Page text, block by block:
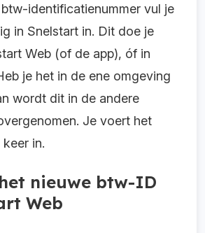
identificatienummer vul je
in Snelstart in. Dit doe je
Web (of de app), óf in
je het in de ene omgeving
wordt dit in de andere
Je voert het
in.
nieuwe btw-ID
Web